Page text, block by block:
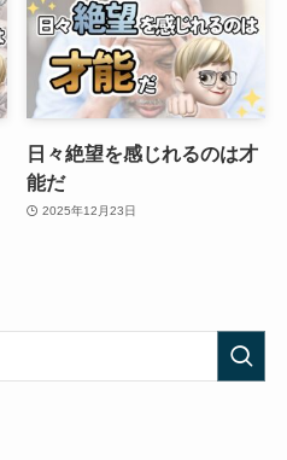
日々絶望を感じれるのは才
能だ
2025年12月23日